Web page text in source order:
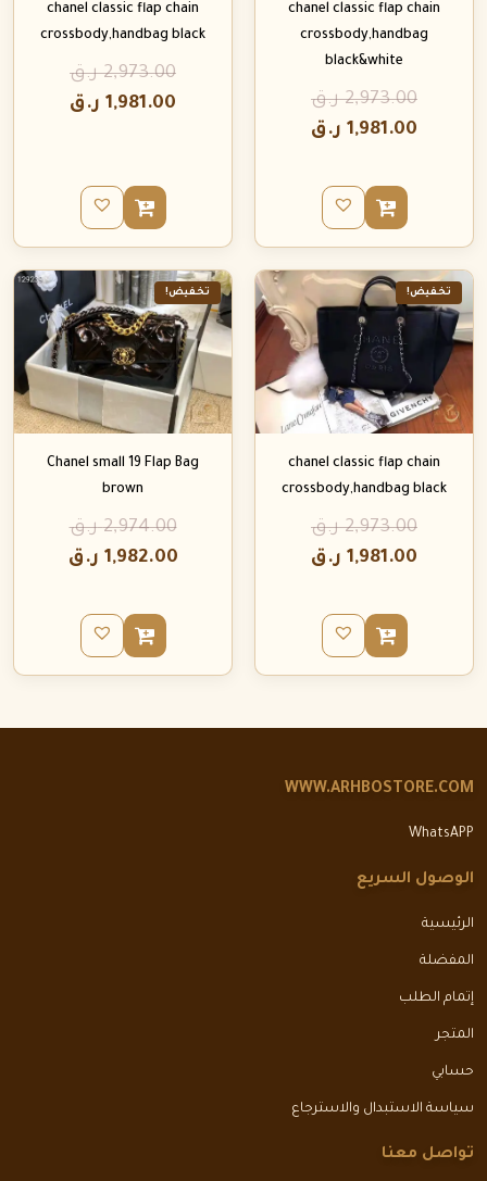
chanel classic flap chain
crossbody,handbag
black&white
2,973.00 ر.ق
1,981.00 ر.ق
chanel classic flap chain
crossbody,handbag black
2,973.00 ر.ق
1,981.00 ر.ق
تخفيض!
chanel classic flap chain
crossbody,handbag black
2,973.00 ر.ق
1,981.00 ر.ق
تخفيض!
Chanel small 19 Flap Bag
brown
2,974.00 ر.ق
1,982.00 ر.ق
WWW.ARHBOSTORE.COM
WhatsAPP
الوصول السريع
الرئيسية
المفضلة
إتمام الطلب
المتجر
حسابي
سياسة الاستبدال والاسترجاع
تواصل معنا